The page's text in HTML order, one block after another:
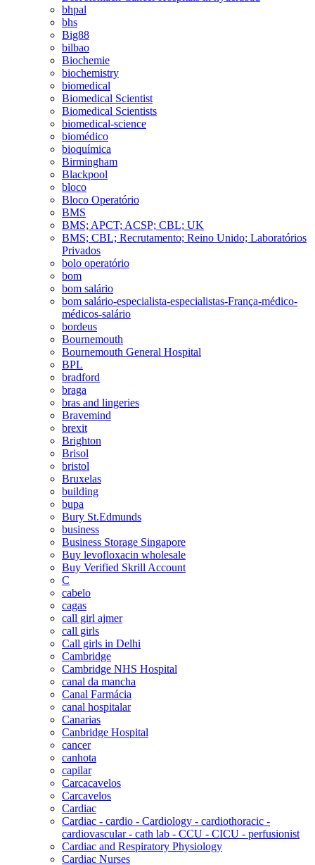
bhpal
bhs
Big88
bilbao
Biochemie
biochemistry
biomedical
Biomedical Scientist
Biomedical Scientists
biomedical-science
biomédico
bioquímica
Birmingham
Blackpool
bloco
Bloco Operatório
BMS
BMS; APCT; ACSP; CBL; UK
BMS; CBL; Recrutamento; Reino Unido; Laboratórios
Privados
bolo operatório
bom
bom salário
bom salário-especialista-especialistas-França-médico-
médicos-salário
bordeus
Bournemouth
Bournemouth General Hospital
BPL
bradford
braga
bras and lingeries
Bravemind
brexit
Brighton
Brisol
bristol
Bruxelas
building
bupa
Bury St.Edmunds
business
Business Storage Singapore
Buy levofloxacin wholesale
Buy Verified Skrill Account
C
cabelo
cagas
call girl ajmer
call girls
Call girls in Delhi
Cambridge
Cambridge NHS Hospital
canal da mancha
Canal Farmácia
canal hospitalar
Canarias
Canbridge Hospital
cancer
canhota
capilar
Carcacavelos
Carcavelos
Cardiac
Cardiac - cardio - Cardiology - cardiothoracic -
cardiovascular - cath lab - CCU - CICU - perfusionist
Cardiac and Respiratory Physiology
Cardiac Nurses